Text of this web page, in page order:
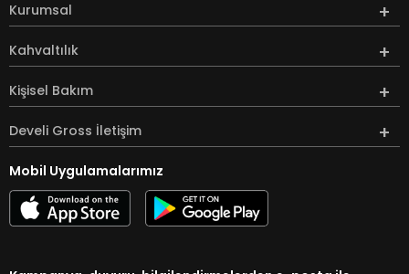
Kurumsal
Kahvaltılık
Kişisel Bakım
Develi Gross İletişim
Mobil Uygulamalarımız